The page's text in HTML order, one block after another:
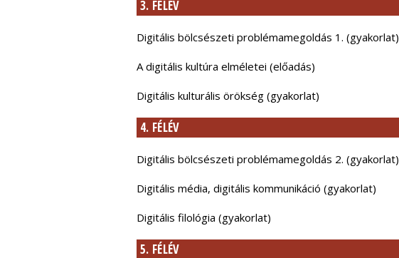
3. FÉLÉV
Digitális bölcsészeti problémamegoldás 1. (gyakorlat)
A digitális kultúra elméletei (előadás)
Digitális kulturális örökség (gyakorlat)
4. FÉLÉV
Digitális bölcsészeti problémamegoldás 2. (gyakorlat)
Digitális média, digitális kommunikáció (gyakorlat)
Digitális filológia (gyakorlat)
5. FÉLÉV